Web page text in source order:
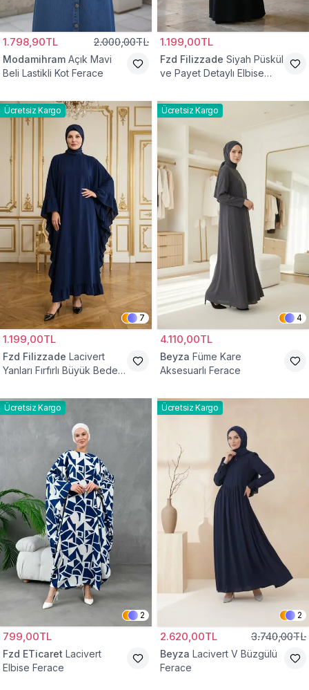
1.798,90TL 2.000,00TL
Modamihram Açık Mavi
Beli Lastikli Kot Ferace
1.199,00TL
Fzd Filizzade Siyah Püskül
ve Payet Detaylı Elbise
Ücretsiz Kargo
7
1.199,00TL
Fzd Filizzade Lacivert
Yanları Fırfırlı Büyük Beden
Ücretsiz Kargo
4
4.110,00TL
Beyza Füme Kare
Aksesuarlı Ferace
Ücretsiz Kargo
2
799,00TL
Fzd ETicaret Lacivert
Elbise Ferace
Ücretsiz Kargo
2
2.620,00TL 3.740,00TL
Beyza Lacivert V Büzgülü
Ferace